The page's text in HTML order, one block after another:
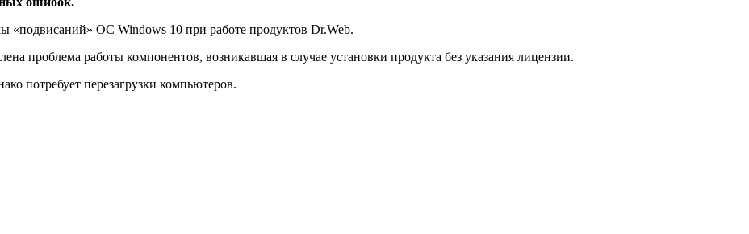
«подвисаний» ОС Windows 10 при работе продуктов Dr.Web.
проблема работы компонентов, возникавшая в случае установки продукта без указания лицензии.
потребует перезагрузки компьютеров.